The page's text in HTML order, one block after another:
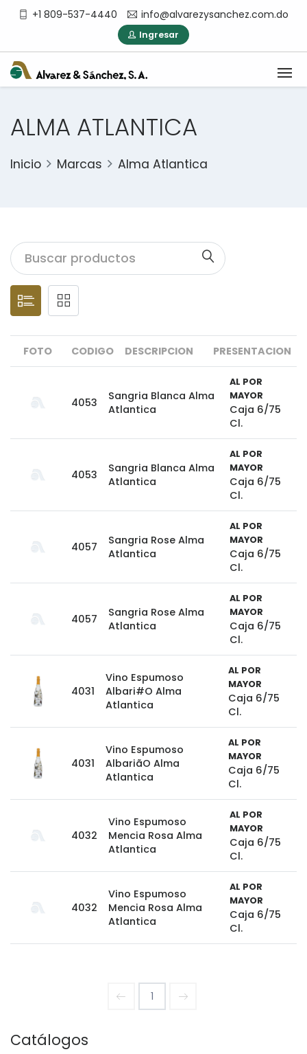
+1 809-537-4440 info@alvarezysanchez.com.do
Ingresar
ALMA ATLANTICA
Inicio Marcas Alma Atlantica
FOTO CODIGO DESCRIPCION PRESENTACION
4053
Sangria Blanca Alma
Atlantica
AL POR
MAYOR
Caja 6/75
Cl.
4053
Sangria Blanca Alma
Atlantica
AL POR
MAYOR
Caja 6/75
Cl.
4057
Sangria Rose Alma
Atlantica
AL POR
MAYOR
Caja 6/75
Cl.
4057
Sangria Rose Alma
Atlantica
AL POR
MAYOR
Caja 6/75
Cl.
4031
Vino Espumoso
Albari#O Alma
Atlantica
AL POR
MAYOR
Caja 6/75
Cl.
4031
Vino Espumoso
AlbariãO Alma
Atlantica
AL POR
MAYOR
Caja 6/75
Cl.
4032
Vino Espumoso
Mencia Rosa Alma
Atlantica
AL POR
MAYOR
Caja 6/75
Cl.
4032
Vino Espumoso
Mencia Rosa Alma
Atlantica
AL POR
MAYOR
Caja 6/75
Cl.
1
Catálogos